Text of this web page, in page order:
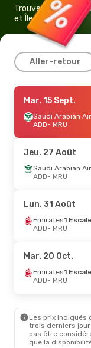
Trouvez un vol pas
et Île Maurice
Aller-retour
Ven. 21 Août-
Ethiopian Airlines
ADD- MRU
MRU- ADD
Dim. 4 Oct.-
Saudi Arabian
MRU- ADD
Kenya Airways
ADD- MRU
Kenya Airways1
MRU
- ADD
Mar. 15 Sept.
Saudi Arabian
ADD- MRU
Jeu. 27 Août
Saudi Arabian
ADD- MRU
Lun. 31 Août
Emirates1 Escale
ADD- MRU
Mar. 20 Oct.
Emirates1 Escale
ADD- MRU
Les prix indiqués
trois derniers
pas être
que la